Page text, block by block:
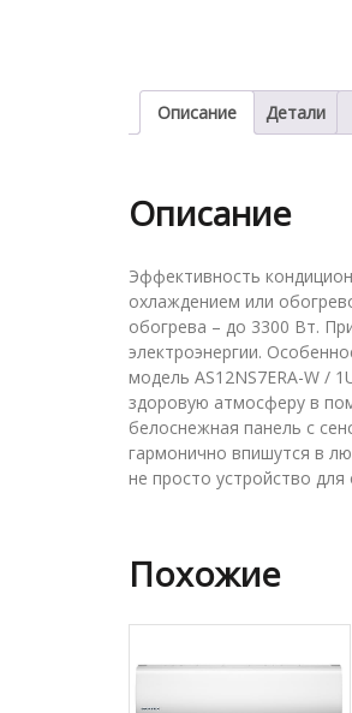
Описание Детали
Описание
Эффективность
охлаждением или
обогрева – до 3300 Вт.
электроэнергии.
модель AS12NS7ERA-W /
здоровую атмосферу в
белоснежная панель с
гармонично впишутся в
не просто устройство
Похожие